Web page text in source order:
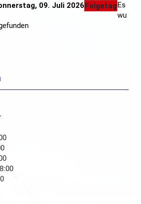
09. Juli 2026 Folgetag Es
wu